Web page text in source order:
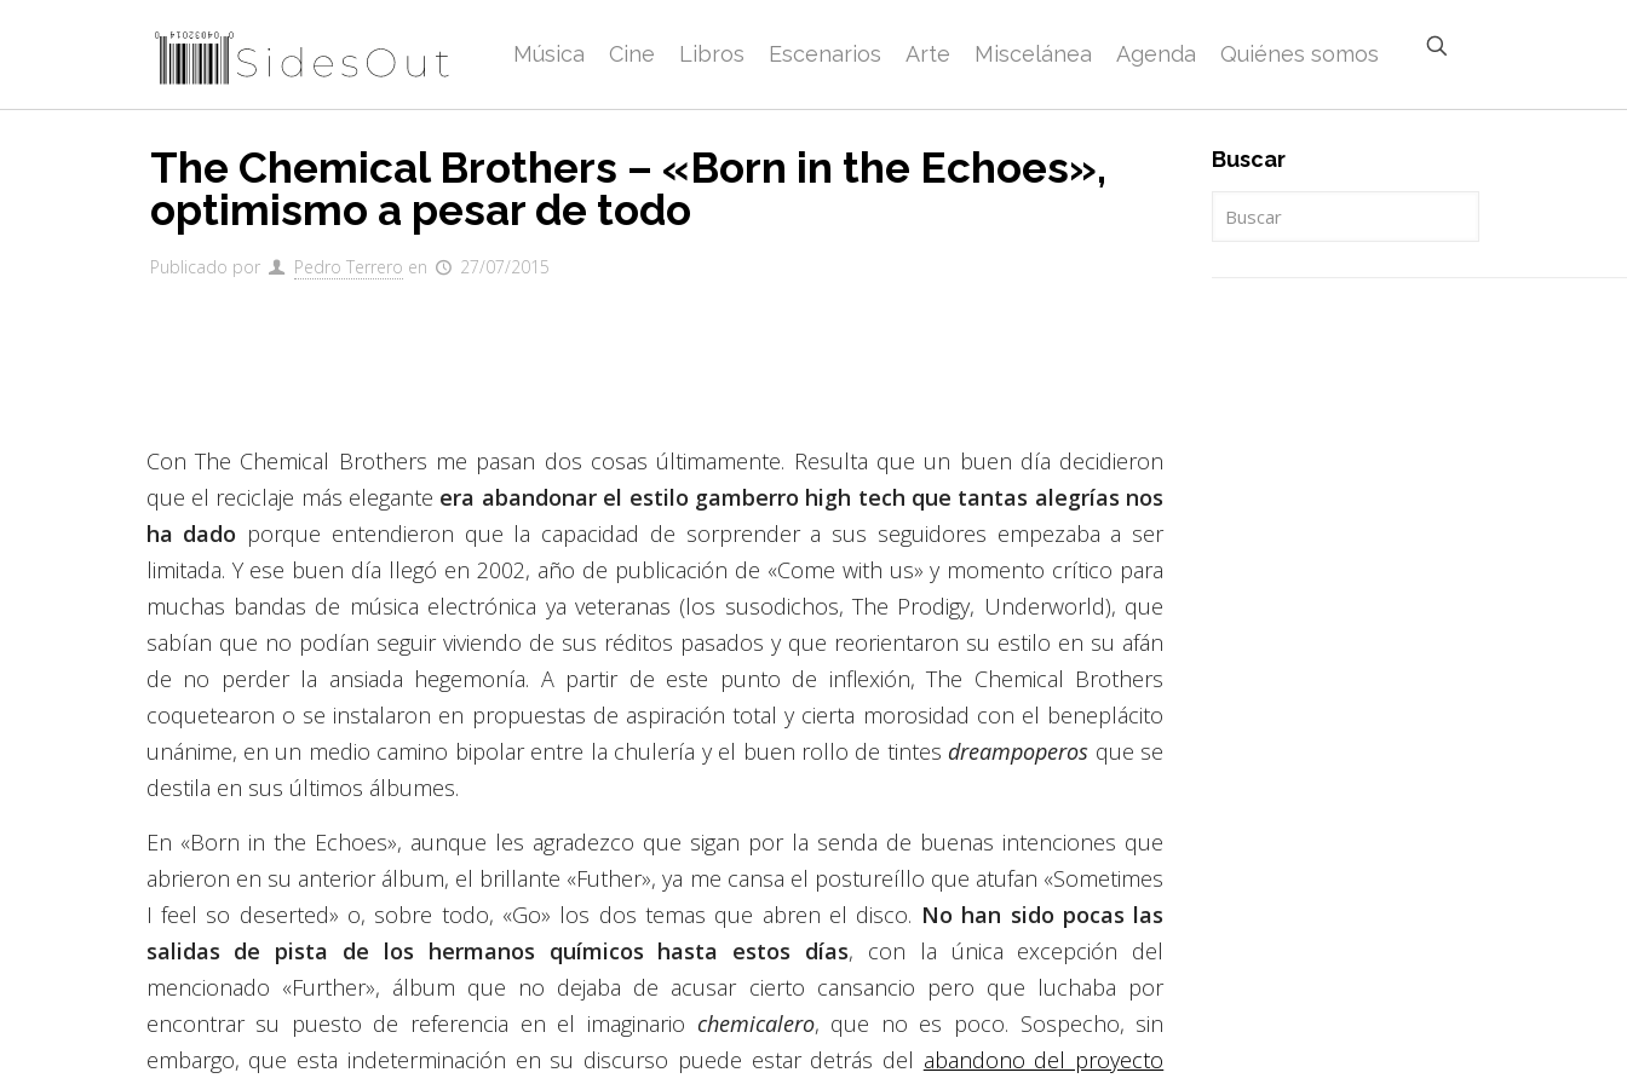
Música Cine Libros Escenarios Arte Miscelánea Agenda Quiénes somos
The Chemical Brothers – «Born in the Echoes»,
optimismo a pesar de todo
Publicado por Pedro Terrero en 27/07/2015
Con The Chemical Brothers me pasan dos cosas últimamente. Resulta que un buen día decidieron
que el reciclaje más elegante era abandonar el estilo gamberro high tech que tantas alegrías nos
ha dado porque entendieron que la capacidad de sorprender a sus seguidores empezaba a ser
limitada. Y ese buen día llegó en 2002, año de publicación de «Come with us» y momento crítico para
muchas bandas de música electrónica ya veteranas (los susodichos, The Prodigy, Underworld), que
sabían que no podían seguir viviendo de sus réditos pasados y que reorientaron su estilo en su afán
de no perder la ansiada hegemonía. A partir de este punto de inflexión, The Chemical Brothers
coquetearon o se instalaron en propuestas de aspiración total y cierta morosidad con el beneplácito
unánime, en un medio camino bipolar entre la chulería y el buen rollo de tintes dreampoperos que se
destila en sus últimos álbumes.
En «Born in the Echoes», aunque les agradezco que sigan por la senda de buenas intenciones que
abrieron en su anterior álbum, el brillante «Futher», ya me cansa el postureíllo que atufan «Sometimes
I feel so deserted» o, sobre todo, «Go» los dos temas que abren el disco. No han sido pocas las
salidas de pista de los hermanos químicos hasta estos días, con la única excepción del
mencionado «Further», álbum que no dejaba de acusar cierto cansancio pero que luchaba por
encontrar su puesto de referencia en el imaginario chemicalero, que no es poco. Sospecho, sin
embargo, que esta indeterminación en su discurso puede estar detrás del abandono del proyecto
Buscar